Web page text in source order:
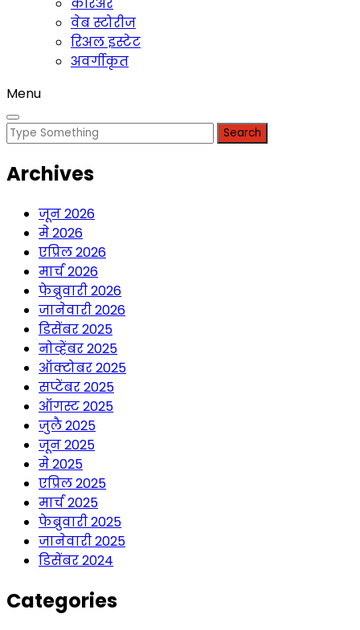
वेब स्टोरीज
रिअल इस्टेट
अवर्गीकृत
Menu
Search
Archives
जून 2026
मे 2026
एप्रिल 2026
मार्च 2026
फेब्रुवारी 2026
जानेवारी 2026
डिसेंबर 2025
नोव्हेंबर 2025
ऑक्टोबर 2025
सप्टेंबर 2025
ऑगस्ट 2025
जुलै 2025
जून 2025
मे 2025
एप्रिल 2025
मार्च 2025
फेब्रुवारी 2025
जानेवारी 2025
डिसेंबर 2024
Categories